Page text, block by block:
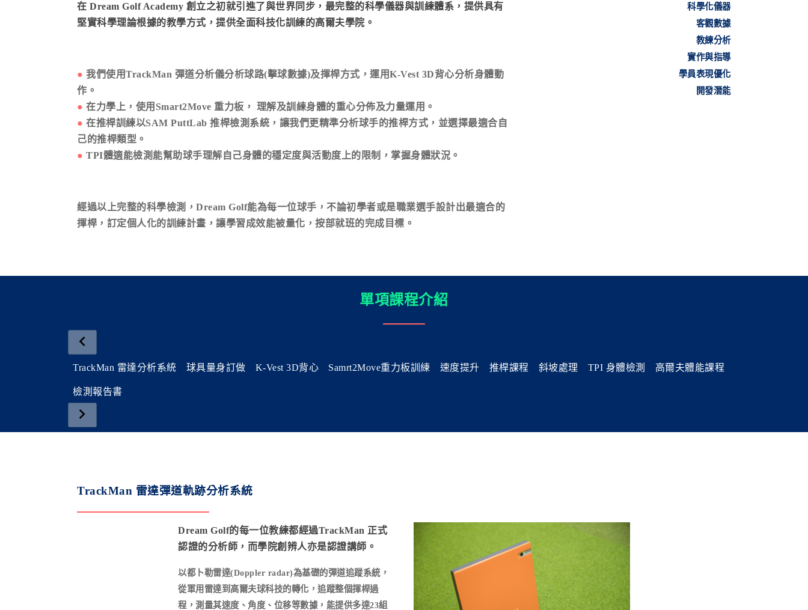
在 Dream Golf Academy 創立之初就引進了與世界同步，最完整的科學儀器與訓練體系，提供具有
堅實科學理論根據的教學方式，提供全面科技化訓練的高爾夫學院。
● 我們使用TrackMan 彈道分析儀分析球路(擊球數據)及揮桿方式，運用K-Vest 3D背心分析身體動
作。
● 在力學上，使用Smart2Move 重力板， 理解及訓練身體的重心分佈及力量運用。
● 在推桿訓練以SAM PuttLab 推桿檢測系統，讓我們更精準分析球手的推桿方式，並選擇最適合自
己的推桿類型。
● TPI體適能檢測能幫助球手理解自己身體的穩定度與活動度上的限制，掌握身體狀況。
經過以上完整的科學檢測，Dream Golf能為每一位球手，不論初學者或是職業選手設計出最適合的
揮桿，訂定個人化的訓練計畫，讓學習成效能被量化，按部就班的完成目標。
科學化儀器
客觀數據
教練分析
實作與指導
學員表現優化
開發潛能
單項課程介紹
TrackMan 雷達分析系統 球具量身訂做 K-Vest 3D背心 Samrt2Move重力板訓練 速度提升 推桿課程 斜坡處理 TPI 身體檢測 高爾夫體能課程
檢測報告書
TrackMan 雷達彈道軌跡分析系統
Dream Golf的每一位教練都經過TrackMan 正式
認證的分析師，而學院創辨人亦是認證講師。
以都卜勒雷達(Doppler radar)為基礎的彈道追蹤系統，
從軍用雷達到高爾夫球科技的轉化，追蹤整個揮桿過
程，測量其速度、角度、位移等數據，能提供多達23組